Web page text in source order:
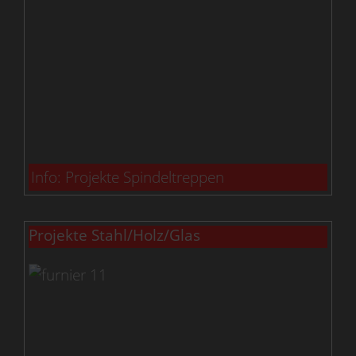
Info: Projekte Spindeltreppen
Projekte Stahl/Holz/Glas